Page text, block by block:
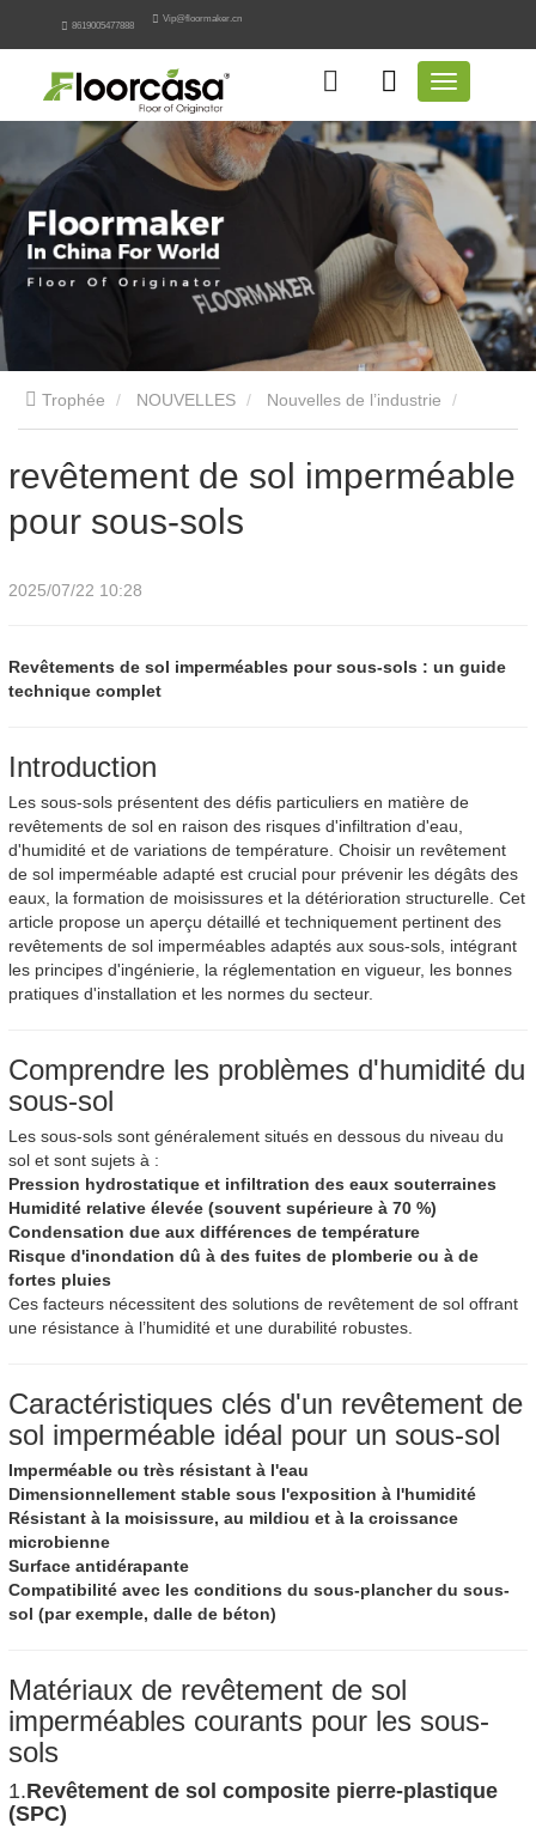
8619005477888
Vip@floormaker.cn
Trophée NOUVELLES Nouvelles de l’industrie
revêtement de sol imperméable
pour sous-sols
2025/07/22 10:28
Revêtements de sol imperméables pour sous-sols : un guide
technique complet
Introduction
Les sous-sols présentent des défis particuliers en matière de
revêtements de sol en raison des risques d'infiltration d'eau,
d'humidité et de variations de température. Choisir un revêtement
de sol imperméable adapté est crucial pour prévenir les dégâts des
eaux, la formation de moisissures et la détérioration structurelle. Cet
article propose un aperçu détaillé et techniquement pertinent des
revêtements de sol imperméables adaptés aux sous-sols, intégrant
les principes d'ingénierie, la réglementation en vigueur, les bonnes
pratiques d'installation et les normes du secteur.
Comprendre les problèmes d'humidité du
sous-sol
Les sous-sols sont généralement situés en dessous du niveau du
sol et sont sujets à :
Pression hydrostatique et infiltration des eaux souterraines
Humidité relative élevée (souvent supérieure à 70 %)
Condensation due aux différences de température
Risque d'inondation dû à des fuites de plomberie ou à de
fortes pluies
Ces facteurs nécessitent des solutions de revêtement de sol offrant
une résistance à l’humidité et une durabilité robustes.
Caractéristiques clés d'un revêtement de
sol imperméable idéal pour un sous-sol
Imperméable ou très résistant à l'eau
Dimensionnellement stable sous l'exposition à l'humidité
Résistant à la moisissure, au mildiou et à la croissance
microbienne
Surface antidérapante
Compatibilité avec les conditions du sous-plancher du sous-
sol (par exemple, dalle de béton)
Matériaux de revêtement de sol
imperméables courants pour les sous-
sols
1.Revêtement de sol composite pierre-plastique
(SPC)